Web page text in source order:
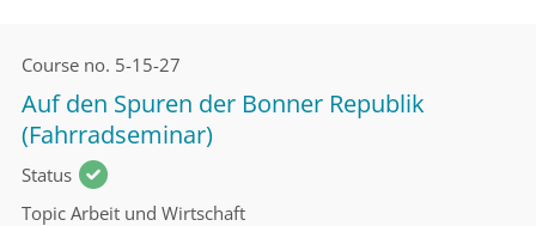
Course no. 5-15-27
Auf den Spuren der Bonner Republik
(Fahrradseminar)
Status
Topic Arbeit und Wirtschaft